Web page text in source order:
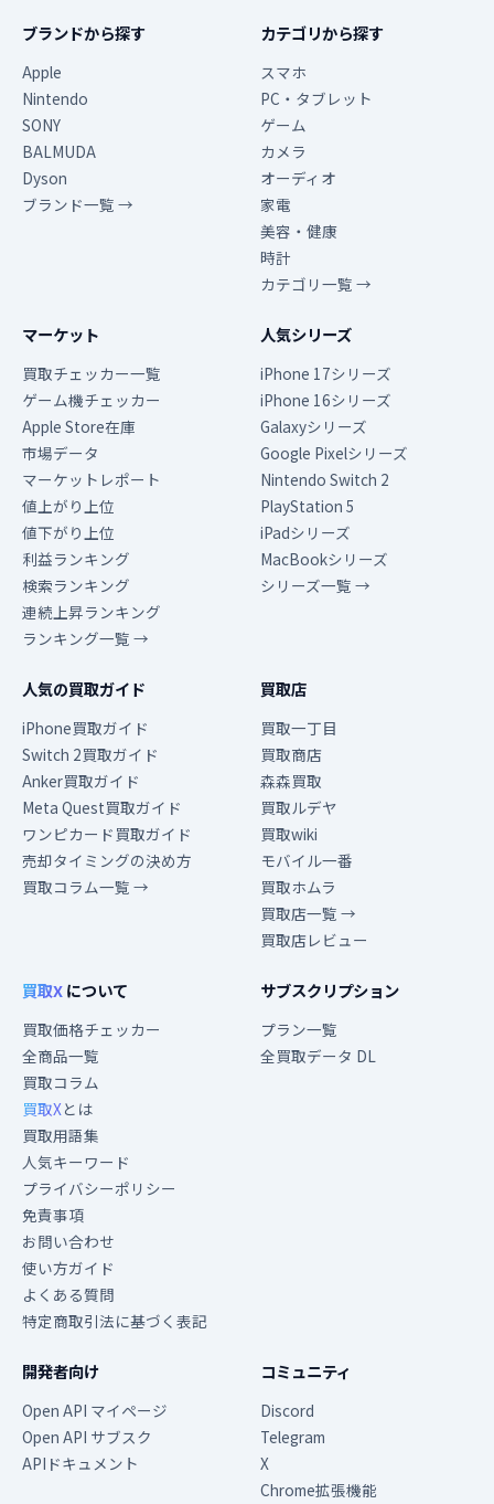
ブランドから探す
Apple
Nintendo
SONY
BALMUDA
Dyson
ブランド一覧 →
カテゴリから探す
スマホ
PC・タブレット
ゲーム
カメラ
オーディオ
家電
美容・健康
時計
カテゴリ一覧 →
マーケット
買取チェッカー一覧
ゲーム機チェッカー
Apple Store在庫
市場データ
マーケットレポート
値上がり上位
値下がり上位
利益ランキング
検索ランキング
連続上昇ランキング
ランキング一覧 →
人気シリーズ
iPhone 17シリーズ
iPhone 16シリーズ
Galaxyシリーズ
Google Pixelシリーズ
Nintendo Switch 2
PlayStation 5
iPadシリーズ
MacBookシリーズ
シリーズ一覧 →
人気の買取ガイド
iPhone買取ガイド
Switch 2買取ガイド
Anker買取ガイド
Meta Quest買取ガイド
ワンピカード買取ガイド
売却タイミングの決め方
買取コラム一覧 →
買取店
買取一丁目
買取商店
森森買取
買取ルデヤ
買取wiki
モバイル一番
買取ホムラ
買取店一覧 →
買取店レビュー
買取Xについて
買取価格チェッカー
全商品一覧
買取コラム
買取Xとは
買取用語集
人気キーワード
プライバシーポリシー
免責事項
お問い合わせ
使い方ガイド
よくある質問
特定商取引法に基づく表記
サブスクリプション
プラン一覧
全買取データ DL
開発者向け
Open API マイページ
Open API サブスク
APIドキュメント
コミュニティ
Discord
Telegram
X
Chrome拡張機能